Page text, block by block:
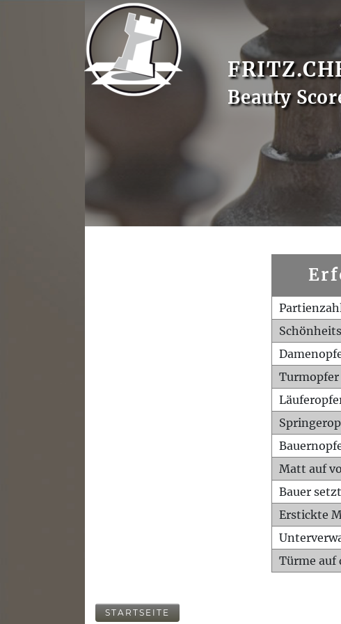
Beauty
Turmopfer
Matt auf
Bauer
Erstickte
Türme auf
STARTSEITE